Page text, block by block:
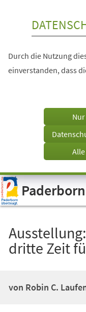
Visuelle
Assistenzsoftware
öffnen.
Durch die Nutzung
einverstanden, dass
Paderborn
dritte Zeit
von Robin C.